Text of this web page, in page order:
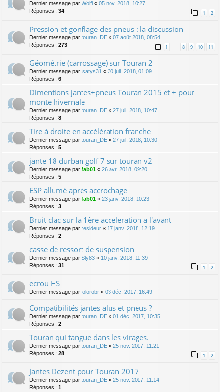
Dernier message par Wolfi « 05 nov. 2018, 10:27
Réponses : 34 1 2
Pression et gonflage des pneus : la discussion
Dernier message par touran_DE « 07 août 2018, 08:54
Réponses : 273 1 8 9 10 11
Géométrie (carrossage) sur Touran 2
Dernier message par isatys31 « 30 juil. 2018, 01:09
Réponses : 6
Dimentions jantes+pneus Touran 2015 et + pour
monte hivernale
Dernier message par touran_DE « 27 juil. 2018, 10:47
Réponses : 8
Tire à droite en accélération franche
Dernier message par touran_DE « 27 juil. 2018, 10:30
Réponses : 5
jante 18 durban golf 7 sur touran v2
Dernier message par fab01 « 26 avr. 2018, 09:20
Réponses : 5
ESP allumè après accrochage
Dernier message par fab01 « 23 janv. 2018, 10:23
Réponses : 3
Bruit clac sur la 1ère acceleration a l'avant
Dernier message par resideur « 17 janv. 2018, 12:19
Réponses : 2
casse de ressort de suspension
Dernier message par Sly83 « 10 janv. 2018, 11:39
Réponses : 31 1 2
ecrou HS
Dernier message par lolorobr « 03 déc. 2017, 16:49
Compatibilités jantes alus et pneus ?
Dernier message par touran_DE « 01 déc. 2017, 10:35
Réponses : 2
Touran qui tangue dans les virages.
Dernier message par touran_DE « 25 nov. 2017, 11:21
Réponses : 28 1 2
Jantes Dezent pour Touran 2017
Dernier message par touran_DE « 25 nov. 2017, 11:14
Réponses : 1